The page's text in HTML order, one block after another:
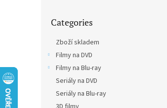
categories
Categories
Zboží skladem
Filmy na DVD
Filmy na Blu-ray
Seriály na DVD
Seriály na Blu-ray